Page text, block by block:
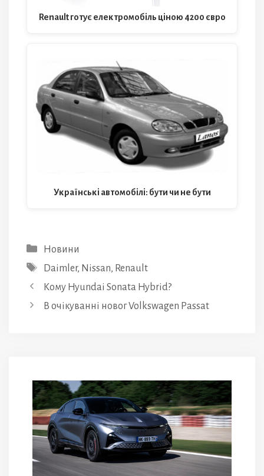
Renault готує електромобіль ціною 4200 євро
Українські автомобілі: бути чи не бути
Категорії
Новини
Позначки
Daimler, Nissan, Renault
Кому Hyundai Sonata Hybrid?
В очікуванні новог Volkswagen Passat